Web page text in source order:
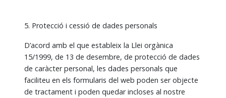
5. Protecció i cessió de dades personals
D’acord amb el que estableix la Llei orgànica
15/1999, de 13 de desembre, de protecció de dades
de caràcter personal, les dades personals que
faciliteu en els formularis del web poden ser objecte
de tractament i poden quedar incloses al nostre